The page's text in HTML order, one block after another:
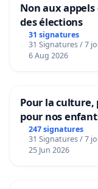
Non aux
des élections
31 signatures
31 Signatures / 7
6 Aug 2026
Pour la culture,
pour nos
247 signatures
31 Signatures / 7
25 Jun 2026